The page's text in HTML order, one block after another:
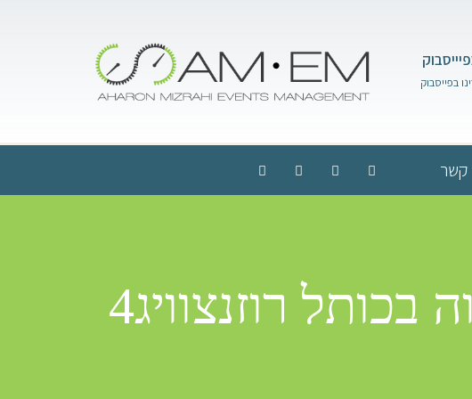
בפייסבוק
קשר
רוזנצוויג4